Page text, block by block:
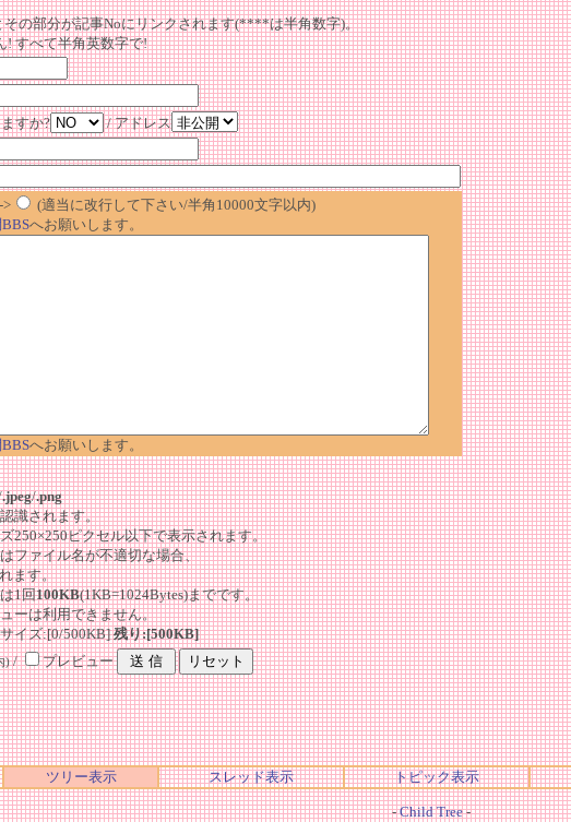
の部分が記事Noにリンクされます(****は半角数字)。
! すべて半角英数字で!
すか?
/ アドレス
>
(適当に改行して下さい/半角10000文字以内)
へお願いします。
へお願いします。
.jpeg/.png
識されます。
250×250ピクセル以下で表示されます。
ファイル名が不適切な場合、
ます。
1回100KB(1KB=1024Bytes)までです。
ーは利用できません。
イズ:[0/500KB]残り:[500KB]
)/ プレビュー
ツリー表示 スレッド表示 トピック表示
-Child Tree-